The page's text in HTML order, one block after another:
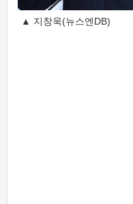
▲ 지창욱(뉴스엔DB)